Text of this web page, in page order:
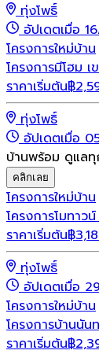
ทุ่งโพธิ์
อัปเดตเมื่อ
โครงการใหม่บ้าน
โครงการมีโฮม
ราคาเริ่มต้น฿
ทุ่งโพธิ์
อัปเดตเมื่อ
บ้านพร้อม ดูแล
คลิกเลย
โครงการใหม่บ้าน
โครงการโมทาว
ราคาเริ่มต้น฿
ทุ่งโพธิ์
อัปเดตเมื่อ
โครงการใหม่บ้าน
โครงการบ้านนั
ราคาเริ่มต้น฿